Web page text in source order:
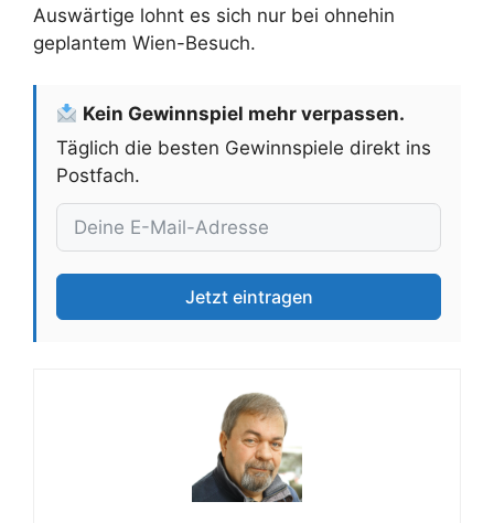
Auswärtige lohnt es sich nur bei ohnehin
geplantem Wien-Besuch.
Kein Gewinnspiel mehr verpassen.
Täglich die besten Gewinnspiele direkt ins
Postfach.
Jetzt eintragen